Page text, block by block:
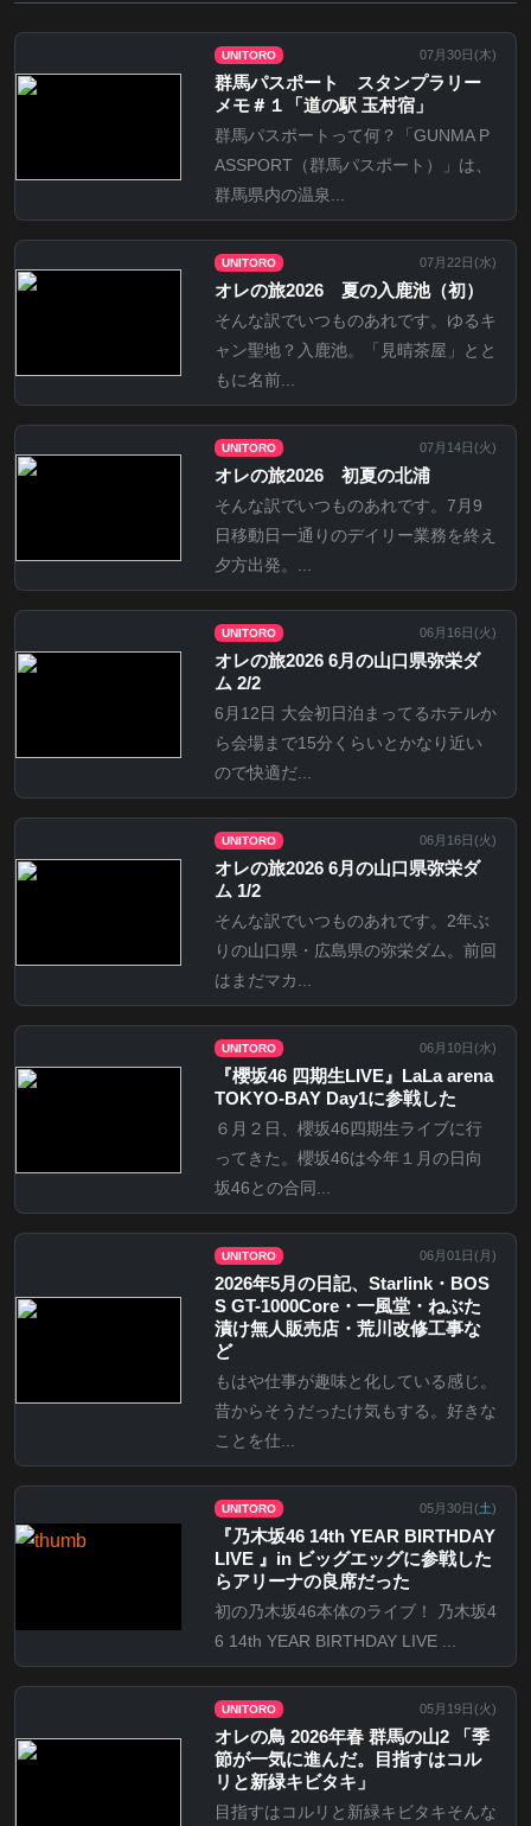
UNITORO 07月30日(木)
群馬パスポート スタンプラリー
メモ＃１「道の駅 玉村宿」
群馬パスポートって何？「GUNMA P
ASSPORT（群馬パスポート）」は、
群馬県内の温泉...
UNITORO 07月22日(水)
オレの旅2026 夏の入鹿池（初）
そんな訳でいつものあれです。ゆるキ
ャン聖地？入鹿池。「見晴茶屋」とと
もに名前...
UNITORO 07月14日(火)
オレの旅2026 初夏の北浦
そんな訳でいつものあれです。7月9
日移動日一通りのデイリー業務を終え
夕方出発。...
UNITORO 06月16日(火)
オレの旅2026 6月の山口県弥栄ダ
ム 2/2
6月12日 大会初日泊まってるホテルか
ら会場まで15分くらいとかなり近い
ので快適だ...
UNITORO 06月16日(火)
オレの旅2026 6月の山口県弥栄ダ
ム 1/2
そんな訳でいつものあれです。2年ぶ
りの山口県・広島県の弥栄ダム。前回
はまだマカ...
UNITORO 06月10日(水)
『櫻坂46 四期生LIVE』LaLa arena
TOKYO-BAY Day1に参戦した
６月２日、櫻坂46四期生ライブに行
ってきた。櫻坂46は今年１月の日向
坂46との合同...
UNITORO 06月01日( 月 )
2026年5月の日記、Starlink・BOS
S GT-1000Core・一風堂・ねぶた
漬け無人販売店・荒川改修工事な
ど
もはや仕事が趣味と化している感じ。
昔からそうだったけ気もする。好きな
ことを仕...
UNITORO 05月30日(土)
『乃⽊坂46 14th YEAR BIRTHDAY
LIVE 』in ビッグエッグに参戦した
らアリーナの良席だった
初の乃木坂46本体のライブ！ 乃木坂4
6 14th YEAR BIRTHDAY LIVE ...
UNITORO 05月19日(火)
オレの鳥 2026年春 群馬の山2 「季
節が一気に進んだ。目指すはコル
リと新緑キビタキ」
目指すはコルリと新緑キビタキそんな